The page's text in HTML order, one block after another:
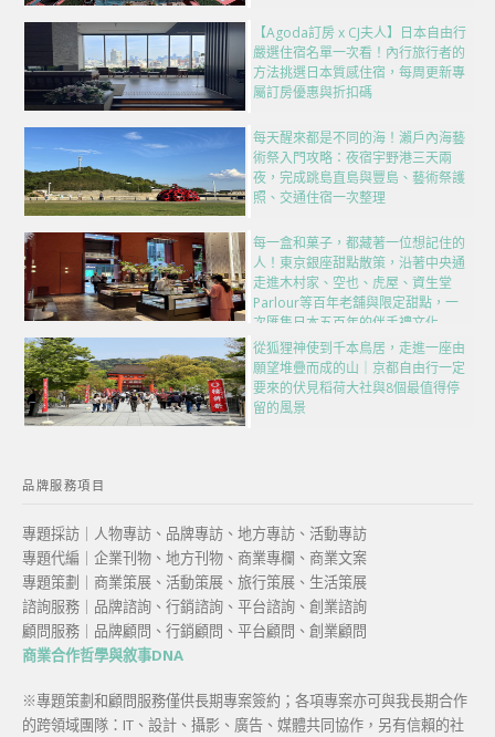
【Agoda訂房 x CJ夫人】日本自由行
嚴選住宿名單一次看！內行旅行者的
方法挑選日本質感住宿，每周更新專
屬訂房優惠與折扣碼
每天醒來都是不同的海！瀨戶內海藝
術祭入門攻略：夜宿宇野港三天兩
夜，完成跳島直島與豐島、藝術祭護
照、交通住宿一次整理
每一盒和菓子，都藏著一位想記住的
人！東京銀座甜點散策，沿著中央通
走進木村家、空也、虎屋、資生堂
Parlour等百年老舖與限定甜點，一
次匯集日本五百年的伴手禮文化
從狐狸神使到千本鳥居，走進一座由
願望堆疊而成的山｜京都自由行一定
要來的伏見稻荷大社與8個最值得停
留的風景
品牌服務項目
專題採訪｜人物專訪、品牌專訪、地方專訪、活動專訪
專題代編｜企業刊物、地方刊物、商業專欄、商業文案
專題策劃｜商業策展、活動策展、旅行策展、生活策展
諮詢服務｜品牌諮詢、行銷諮詢、平台諮詢、創業諮詢
顧問服務｜品牌顧問、行銷顧問、平台顧問、創業顧問
商業合作哲學與敘事DNA
※專題策劃和顧問服務僅供長期專案簽約；各項專案亦可與我長期合作
的跨領域團隊：IT、設計、攝影、廣告、媒體共同協作，另有信賴的社